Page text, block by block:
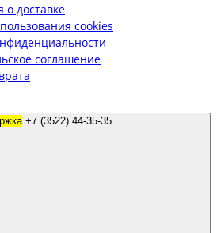
доставке
cookies
соглашение
+7 (3522) 44-35-35